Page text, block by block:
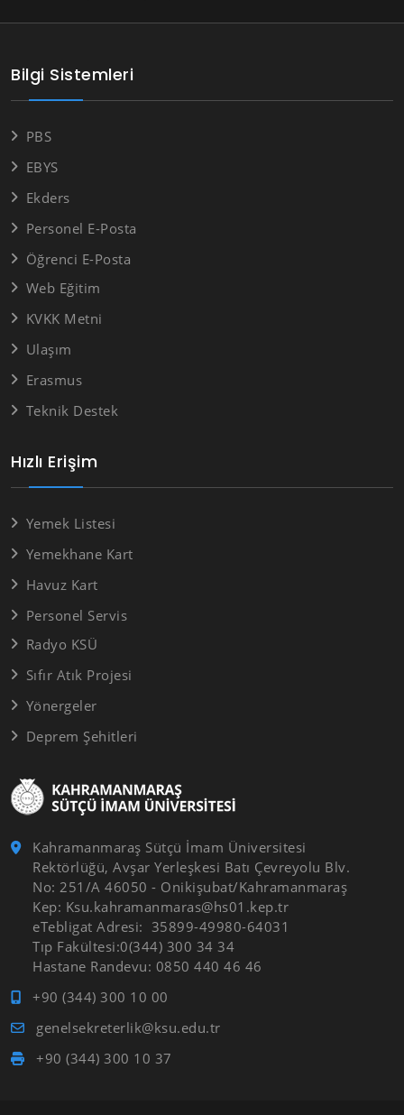
Kahramanmaraş Sütçü İmam Üniversitesi
Rektörlüğü, Avşar Yerleşkesi Batı Çevreyolu Blv.
No: 251/A 46050 - Onikişubat/Kahramanmaraş
Kep: Ksu.kahramanmaras@hs01.kep.tr
eTebligat Adresi: 35899-49980-64031
Tıp Fakültesi:0(344) 300 34 34
Hastane Randevu: 0850 440 46 46
+90 (344) 300 10 00
genelsekreterlik@ksu.edu.tr
+90 (344) 300 10 37
Hızlı Erişim
Yemek Listesi
Yemekhane Kart
Havuz Kart
Personel Servis
Radyo KSÜ
Sıfır Atık Projesi
Yönergeler
Deprem Şehitleri
Bilgi Sistemleri
PBS
EBYS
Ekders
Personel E-Posta
Öğrenci E-Posta
Web Eğitim
KVKK Metni
Ulaşım
Erasmus
Teknik Destek